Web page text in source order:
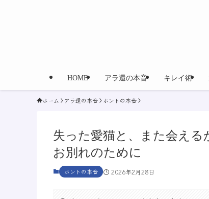
HOME アラ還の本音 キレイ術
ホーム アラ還の本音 ホントの本音
失った愛猫と、また会え
お別れのために
ホントの本音 2026年2月28日